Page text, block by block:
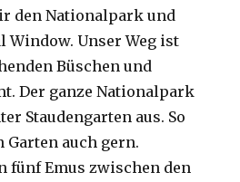
den Nationalpark und
Window. Unser Weg ist
Büschen und
Der ganze Nationalpark
Staudengarten aus. So
auch gern.
fünf Emus zwischen den